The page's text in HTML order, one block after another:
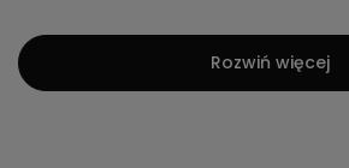
Rozwiń więcej